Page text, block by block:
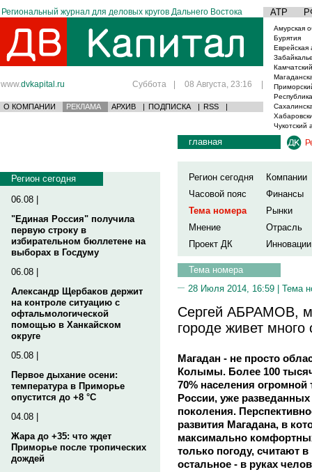
Региональный журнал для деловых кругов Дальнего Востока АТР
www.dvkapital.ru Суббота | 08 Августа, 23:16 |
О КОМПАНИИ РЕКЛАМА АРХИВ | ПОДПИСКА | RSS |
Амурская
Бурятия
Еврейская
Чукотский
Регион сегодня
06.08 |
"Единая Россия" получила
первую строку в
избирательном бюллетене на
выборах в Госдуму
06.08 |
Александр Щербаков держит
на контроле ситуацию с
офтальмологической
помощью в Ханкайском
округе
05.08 |
Первое дыхание осени:
температура в Приморье
опустится до +8 °C
04.08 |
Жара до +35: что ждет
Приморье после тропических
дождей
главная
Регион сегодня
Компании
Часовой пояс
Финансы
Тема номера
Рынки
Мнение
Отрасль
Проект ДК
Инновации
Тема номера
28 Июля 2014, 16:59 | Тема
Сергей АБРАМОВ,
городе живет
Магадан - не просто
Колымы. Более 100
70% населения
России, уже разведанных
поколения.
развития Магадана, в
максимально
только погоду, считают
остальное - в руках